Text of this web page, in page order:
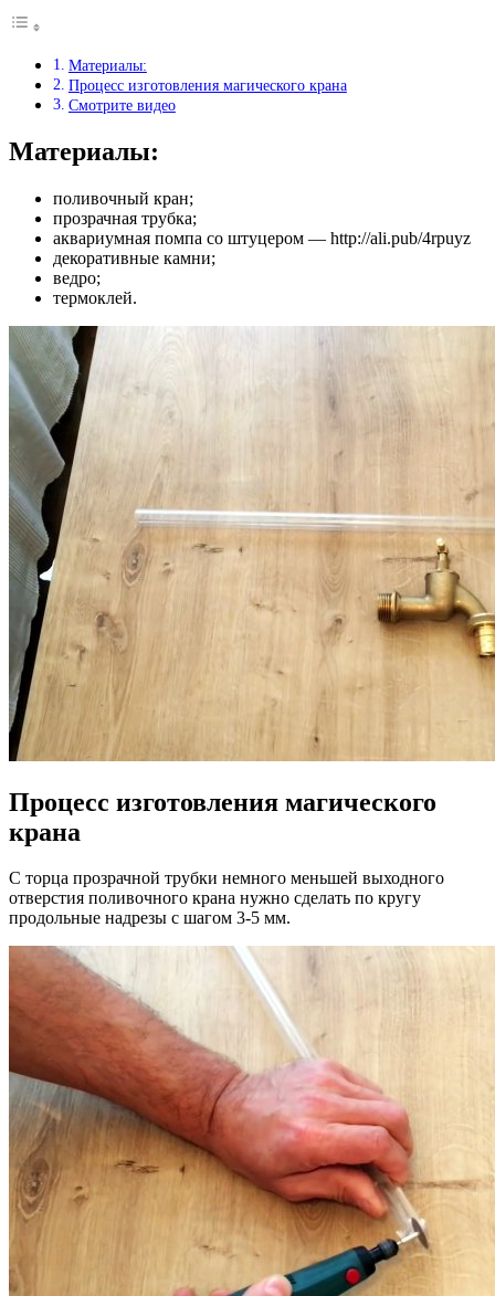
Материалы:
Процесс изготовления магического крана
Смотрите видео
Материалы:
поливочный кран;
прозрачная трубка;
аквариумная помпа со штуцером — http://ali.pub/4rpuyz
декоративные камни;
ведро;
термоклей.
Процесс изготовления магического
крана
С торца прозрачной трубки немного меньшей выходного
отверстия поливочного крана нужно сделать по кругу
продольные надрезы с шагом 3-5 мм.